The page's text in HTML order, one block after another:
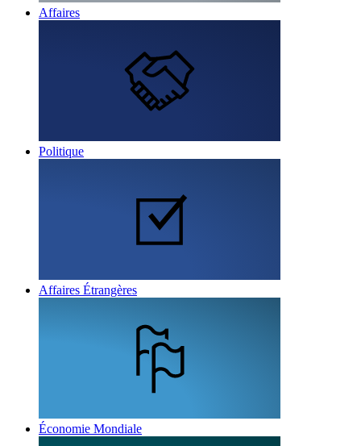
Affaires
Politique
Affaires Étrangères
Économie Mondiale